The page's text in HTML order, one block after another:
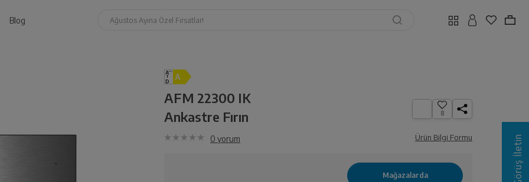
Blog Ağustos Ayına Özel Fırsatlar!
AFM 22300 IK
Ankastre Fırın
8
0 yorum Ürün Bilgi Formu Görüş İletin